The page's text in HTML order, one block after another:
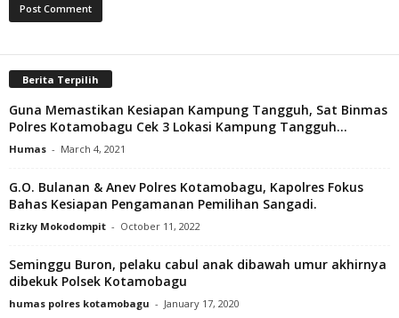
Berita Terpilih
Guna Memastikan Kesiapan Kampung Tangguh, Sat Binmas
Polres Kotamobagu Cek 3 Lokasi Kampung Tangguh...
Humas - March 4, 2021
G.O. Bulanan & Anev Polres Kotamobagu, Kapolres Fokus
Bahas Kesiapan Pengamanan Pemilihan Sangadi.
Rizky Mokodompit - October 11, 2022
Seminggu Buron, pelaku cabul anak dibawah umur akhirnya
dibekuk Polsek Kotamobagu
humas polres kotamobagu - January 17, 2020